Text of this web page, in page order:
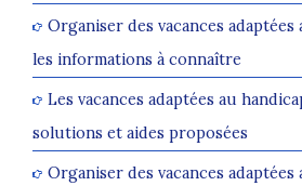
Organiser des vacances adaptées
les informations à connaître
Les vacances adaptées au
solutions et aides proposées
Organiser des vacances